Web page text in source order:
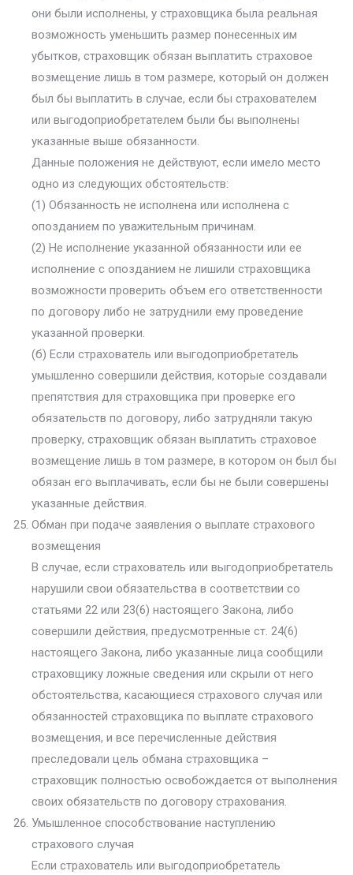
они были исполнены, у страховщика была реальная
возможность уменьшить размер понесенных им
убытков, страховщик обязан выплатить страховое
возмещение лишь в том размере, который он должен
был бы выплатить в случае, если бы страхователем
или выгодоприобретателем были бы выполнены
указанные выше обязанности.
Данные положения не действуют, если имело место
одно из следующих обстоятельств:
(1) Обязанность не исполнена или исполнена с
опозданием по уважительным причинам.
(2) Не исполнение указанной обязанности или ее
исполнение с опозданием не лишили страховщика
возможности проверить объем его ответственности
по договору либо не затруднили ему проведение
указанной проверки.
(б) Если страхователь или выгодоприобретатель
умышленно совершили действия, которые создавали
препятствия для страховщика при проверке его
обязательств по договору, либо затрудняли такую
проверку, страховщик обязан выплатить страховое
возмещение лишь в том размере, в котором он был бы
обязан его выплачивать, если бы не были совершены
указанные действия.
Обман при подаче заявления о выплате страхового
возмещения
В случае, если страхователь или выгодоприобретатель
нарушили свои обязательства в соответствии со
статьями 22 или 23(6) настоящего Закона, либо
совершили действия, предусмотренные ст. 24(6)
настоящего Закона, либо указанные лица сообщили
страховщику ложные сведения или скрыли от него
обстоятельства, касающиеся страхового случая или
обязанностей страховщика по выплате страхового
возмещения, и все перечисленные действия
преследовали цель обмана страховщика –
страховщик полностью освобождается от выполнения
своих обязательств по договору страхования.
Умышленное способствование наступлению
страхового случая
Если страхователь или выгодоприобретатель